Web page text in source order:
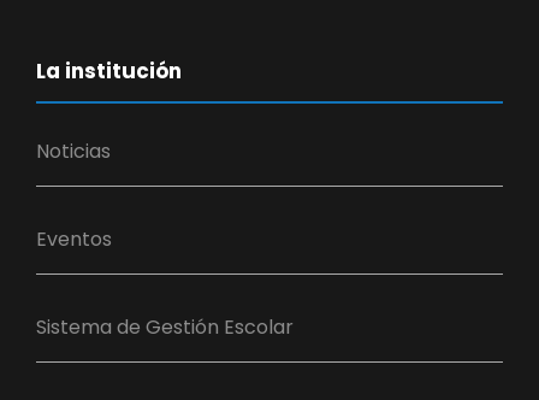
La institución
Noticias
Eventos
Sistema de Gestión Escolar